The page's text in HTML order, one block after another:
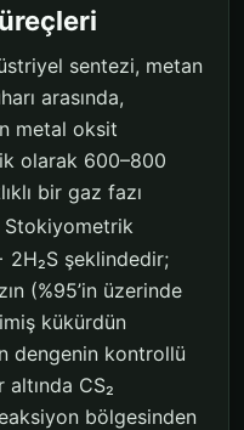
sentezi, metan
arasında,
metal oksit
olarak 600–800
bir gaz fazı
Stokiyometrik
2H₂S şeklindedir;
(%95’in üzerinde
kükürdün
dengenin kontrollü
CS₂
bölgesinden